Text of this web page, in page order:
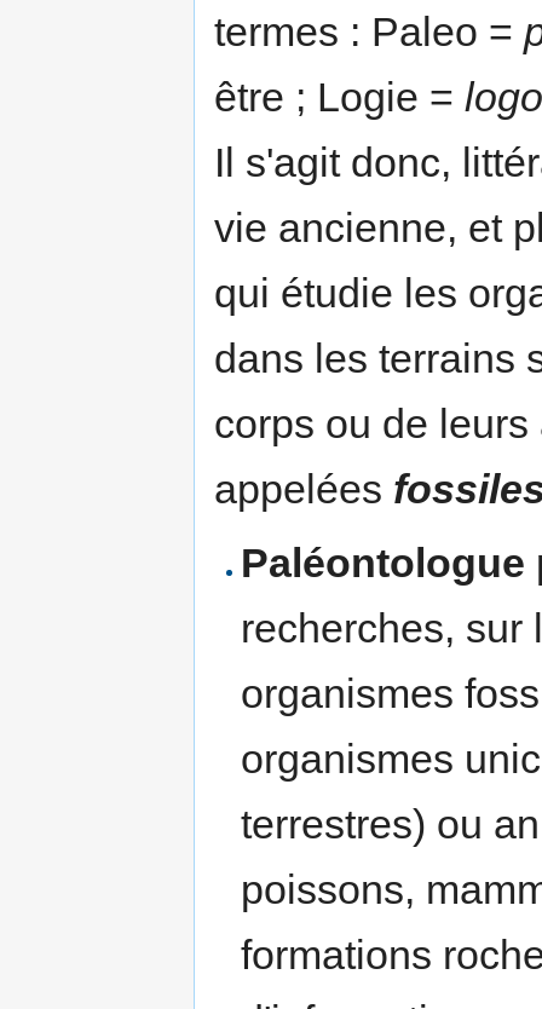
termes : Paleo =
être ; Logie =
Il s'agit donc,
vie ancienne, et
qui étudie les
dans les terrains
corps ou de
appelées
Paléontologue
recherches, sur
organismes
organismes
terrestres) ou
poissons,
formations